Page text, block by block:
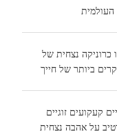
כרוניקה נצחית של
ביותר של חייך
קעקועים זוגיים
על אהבה נצחית